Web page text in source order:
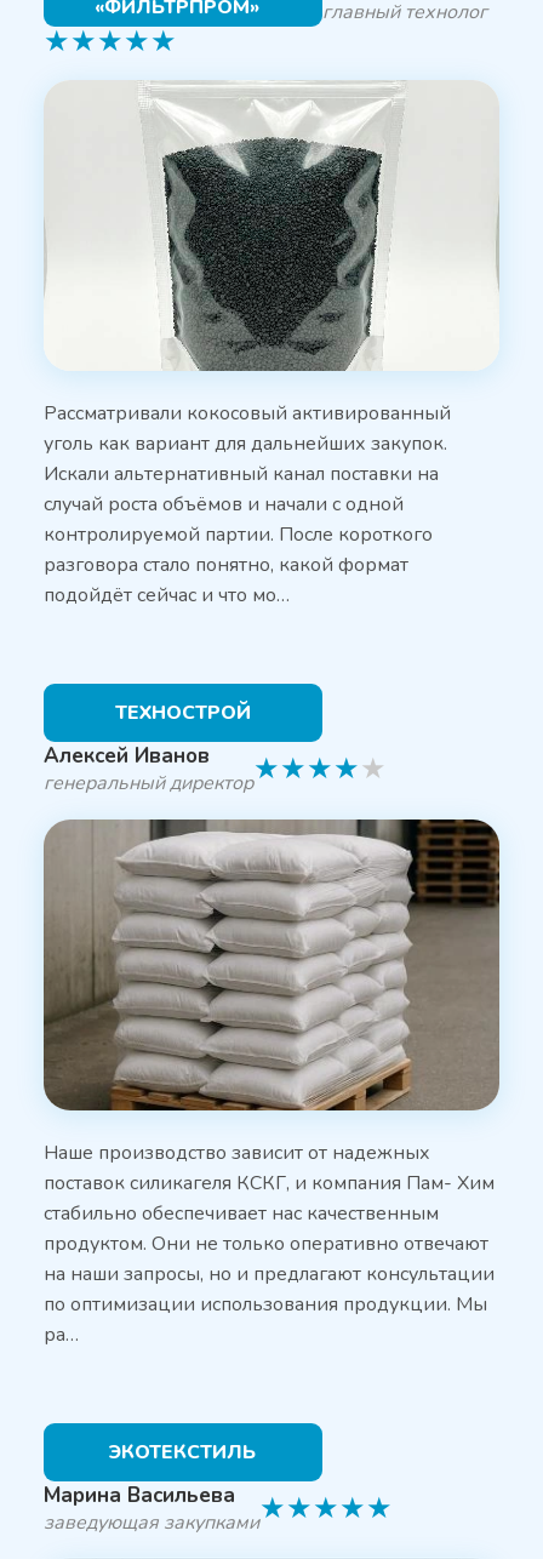
«ФИЛЬТРПРОМ» главный технолог
★★★★★
Рассматривали кокосовый активированный
уголь как вариант для дальнейших закупок.
Искали альтернативный канал поставки на
случай роста объёмов и начали с одной
контролируемой партии. После короткого
разговора стало понятно, какой формат
подойдёт сейчас и что мо…
ТЕХНОСТРОЙ
Алексей Иванов
генеральный директор★★★★★
Наше производство зависит от надежных
поставок силикагеля КСКГ, и компания Пам- Хим
стабильно обеспечивает нас качественным
продуктом. Они не только оперативно отвечают
на наши запросы, но и предлагают консультации
по оптимизации использования продукции. Мы
ра…
ЭКОТЕКСТИЛЬ
Марина Васильева
заведующая закупками★★★★★